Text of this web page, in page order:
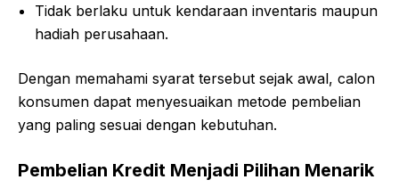
Tidak berlaku untuk kendaraan inventaris maupun
hadiah perusahaan.
Dengan memahami syarat tersebut sejak awal, calon
konsumen dapat menyesuaikan metode pembelian
yang paling sesuai dengan kebutuhan.
Pembelian Kredit Menjadi Pilihan Menarik